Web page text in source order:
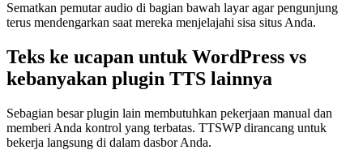
Sematkan pemutar audio di bagian bawah layar agar pengunjung
terus mendengarkan saat mereka menjelajahi sisa situs Anda.
Teks ke ucapan untuk WordPress vs
kebanyakan plugin TTS lainnya
Sebagian besar plugin lain membutuhkan pekerjaan manual dan
memberi Anda kontrol yang terbatas. TTSWP dirancang untuk
bekerja langsung di dalam dasbor Anda.